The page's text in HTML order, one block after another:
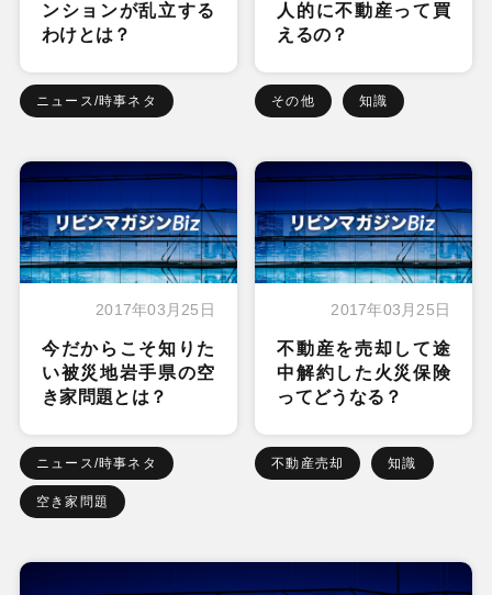
ンションが乱立する
わけとは？
ニュース/時事ネタ
人的に不動産って買
えるの？
その他 知識
2017年03月25日
今だからこそ知りた
い被災地岩手県の空
き家問題とは？
ニュース/時事ネタ
空き家問題
2017年03月25日
不動産を売却して途
中解約した火災保険
ってどうなる？
不動産売却 知識